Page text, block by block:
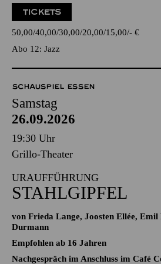
TICKETS
50,00 40,00 30,00 20,00 15,00 - €
Abo 12: Jazz
SCHAUSPIEL ESSEN
Samstag
26.09.2026
19:30 Uhr
Grillo-Theater
URAUFFÜHRUNG
STAHLGIPFEL
von Frieda Lange, Joosten Ellée, Emil
Durmann
Empfohlen ab 16 Jahren
Nachgespräch im Anschluss im Café